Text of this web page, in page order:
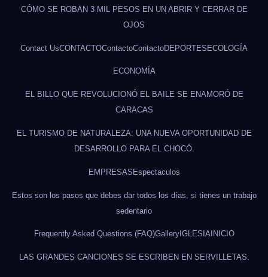
CÓMO SE ROBAN 3 MIL PESOS EN UN ABRIR Y CERRAR DE
OJOS
Contact UsCONTACTOContactoContactoDEPORTESECOLOGÍA
ECONOMÍA
EL BILLO QUE REVOLUCIONÓ EL BAILE SE ENAMORÓ DE
CARACAS
EL TURISMO DE NATURALEZA: UNA NUEVA OPORTUNIDAD DE
DESARROLLO PARA EL CHOCÓ.
EMPRESASEspectaculos
Estos son los pasos que debes dar todos los días, si tienes un trabajo
sedentario
Frequently Asked Questions (FAQ)GalleryIGLESIAINICIO
LAS GRANDES CANCIONES SE ESCRIBEN EN SERVILLETAS.